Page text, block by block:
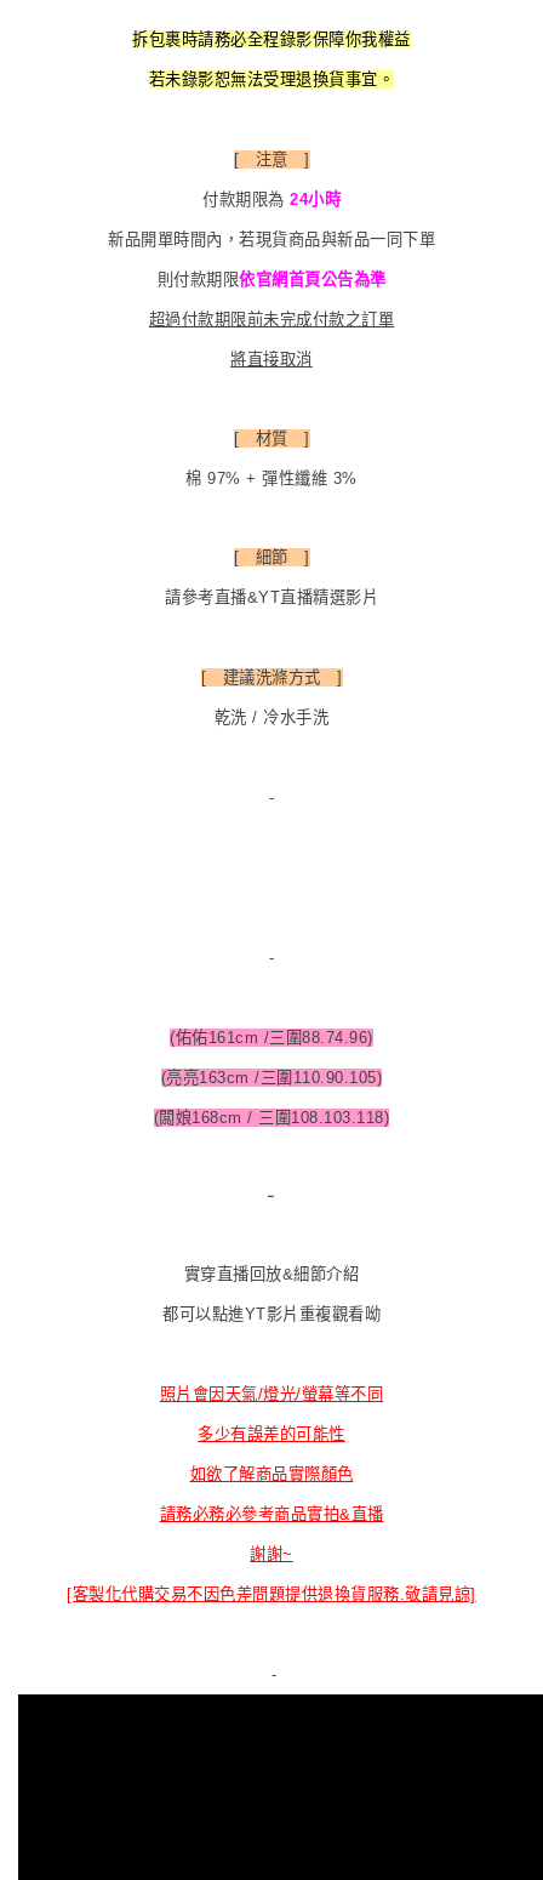
拆包裹時請務必全程錄影保障你我權益
若未錄影恕無法受理退換貨事宜。
[ 注意 ]
付款期限為 24小時
新品開單時間內，若現貨商品與新品一同下單
則付款期限依官網首頁公告為準
超過付款期限前未完成付款之訂單
將直接取消
[ 材質 ]
棉 97% + 彈性纖維 3%
[ 細節 ]
請參考直播&YT直播精選影片
[ 建議洗滌方式 ]
乾洗 / 冷水手洗
-
-
(佑佑161cm /三圍88.74.96)
(亮亮163cm /三圍110.90.105)
(闆娘168cm / 三圍108.103.118)
-
實穿直播回放&細節介紹
都可以點進YT影片重複觀看呦
照片會因天氣/燈光/螢幕等不同
多少有誤差的可能性
如欲了解商品實際顏色
請務必務必參考商品實拍&直播
謝謝~
[客製化代購交易不因色差問題提供退換貨服務.敬請見諒]
-